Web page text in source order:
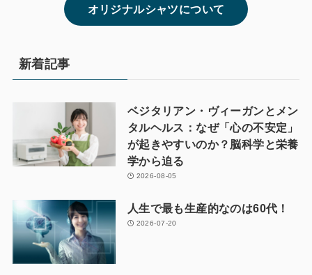
オリジナルシャツについて
新着記事
ベジタリアン・ヴィーガンとメン
タルヘルス：なぜ「心の不安定」
が起きやすいのか？脳科学と栄養
学から迫る
2026-08-05
人生で最も生産的なのは60代！
2026-07-20